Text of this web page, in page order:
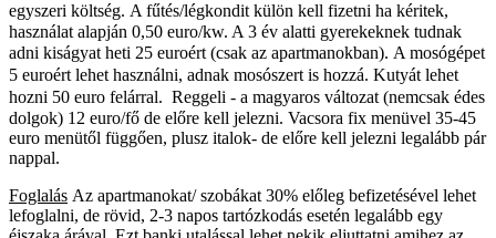
egyszeri költség. A fűtés/légkondit külön kell fizetni ha kéritek,
használat alapján 0,50 euro/kw. A 3 év alatti gyerekeknek tudnak
adni kiságyat heti 25 euroért (csak az apartmanokban). A mosógépet
5 euroért lehet használni, adnak mosószert is hozzá. Kutyát lehet
hozni 50 euro felárral. Reggeli - a magyaros változat (nemcsak édes
dolgok) 12 euro/fő de előre kell jelezni. Vacsora fix menüvel 35-45
euro menütől függően, plusz italok- de előre kell jelezni legalább pár
nappal.
Foglalás Az apartmanokat/ szobákat 30% előleg befizetésével lehet
lefoglalni, de rövid, 2-3 napos tartózkodás esetén legalább egy